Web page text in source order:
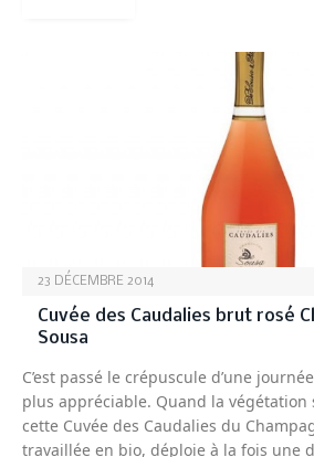
23 DÉCEMBRE 2014
Cuvée des Caudalies brut rosé
Sousa
C’est passé le crépuscule d’une
plus appréciable. Quand la végétation
cette Cuvée des Caudalies du
travaillée en bio, déploie à la fois une